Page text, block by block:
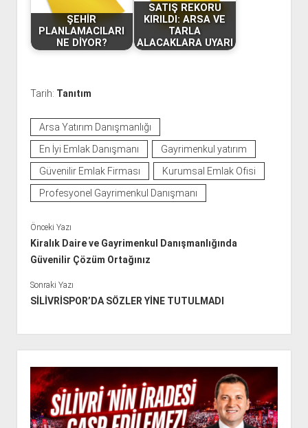
ŞEHİR
PLANLAMACILARI
NE DİYOR?
SATIŞ REKORU
KIRILDI: ARSA VE
TARLA
ALACAKLARA UYARI
Tarih: Tanıtım
Arsa Yatırım Danışmanlığı
En İyi Emlak Danışmanı
Gayrimenkul yatırım
Güvenilir Emlak Firması
Kurumsal Emlak Ofisi
Profesyonel Gayrimenkul Danışmanı
Önceki Yazı
Kiralık Daire ve Gayrimenkul Danışmanlığında
Güvenilir Çözüm Ortağınız
Sonraki Yazı
SİLİVRİSPOR’DA SÖZLER YİNE TUTULMADI